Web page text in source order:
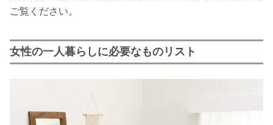
ご覧ください。
女性の一人暮らしに必要なものリスト